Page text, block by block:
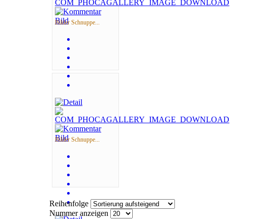
Bilder Schnuppe...
Bilder Schnuppe...
Reihenfolge
Nummer anzeigen